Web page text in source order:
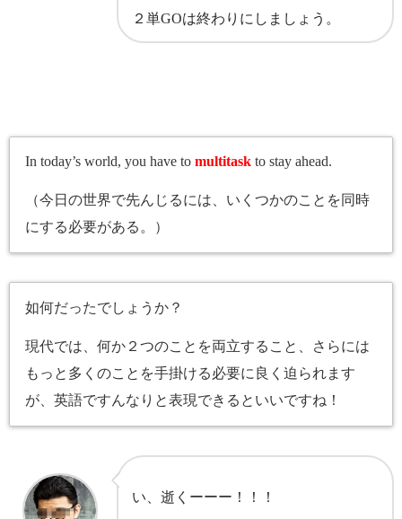
２単GOは終わりにしましょう。
In today’s world, you have to multitask to stay ahead.
（今日の世界で先んじるには、いくつかのことを同時
にする必要がある。）
如何だったでしょうか？
現代では、何か２つのことを両立すること、さらには
もっと多くのことを手掛ける必要に良く迫られます
が、英語ですんなりと表現できるといいですね！
い、逝くーーー！！！